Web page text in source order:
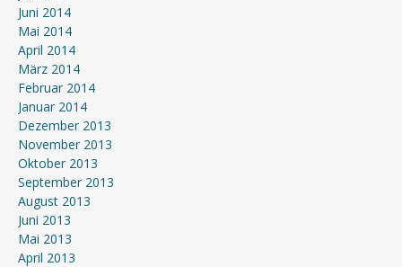
Juni 2014
Mai 2014
April 2014
März 2014
Februar 2014
Januar 2014
Dezember 2013
November 2013
Oktober 2013
September 2013
August 2013
Juni 2013
Mai 2013
April 2013